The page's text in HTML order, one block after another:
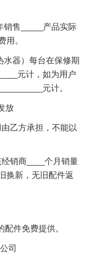
销售_____产品实际
用。
水器）每台在保修期
元计，如为用户
元计。
放
乙方承担，不能以
销商____个月销量
换新，无旧配件返
配件免费提供。
司